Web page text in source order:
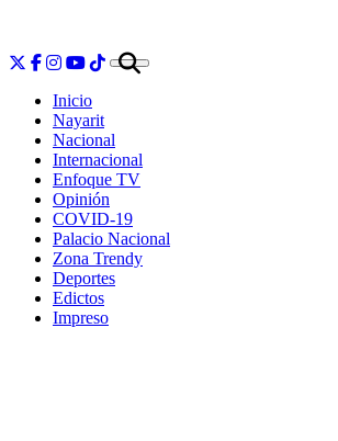
Inicio
Nayarit
Nacional
Internacional
Enfoque TV
Opinión
COVID-19
Palacio Nacional
Zona Trendy
Deportes
Edictos
Impreso